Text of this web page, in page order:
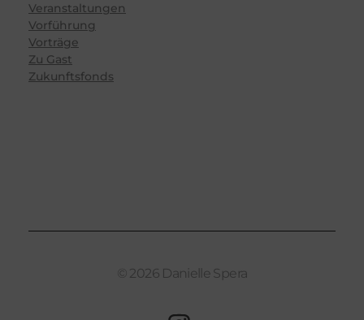
Veranstaltungen
Vorführung
Vorträge
Zu Gast
Zukunftsfonds
© 2026 Danielle Spera